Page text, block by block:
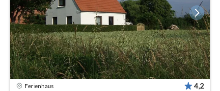
Ferienhaus 4,2